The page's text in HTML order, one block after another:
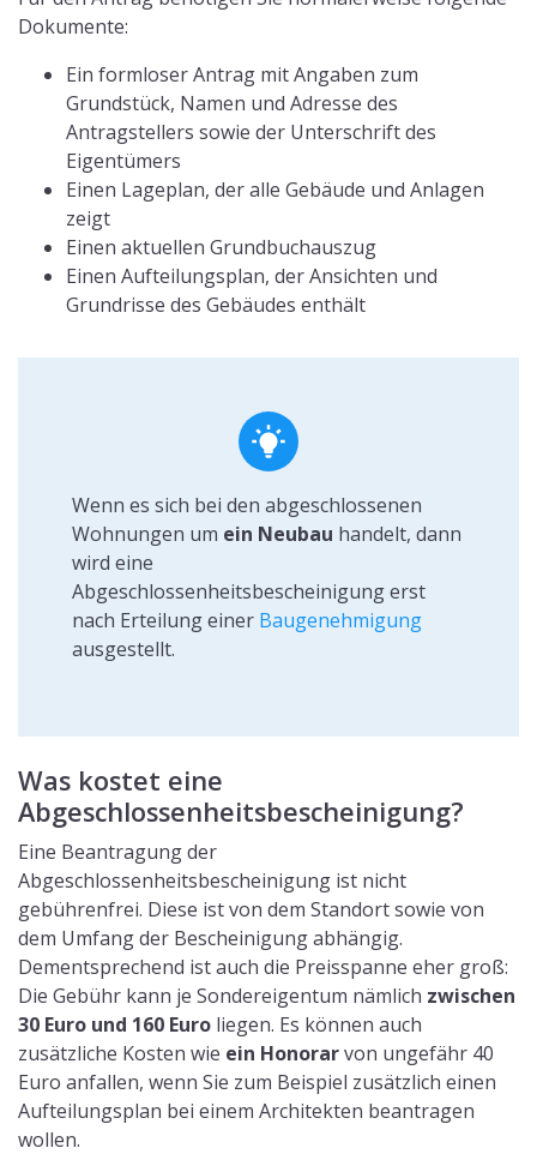
Dokumente:
Ein formloser Antrag mit Angaben zum
Grundstück, Namen und Adresse des
Antragstellers sowie der Unterschrift des
Eigentümers
Einen Lageplan, der alle Gebäude und Anlagen
zeigt
Einen aktuellen Grundbuchauszug
Einen Aufteilungsplan, der Ansichten und
Grundrisse des Gebäudes enthält
Wenn es sich bei den abgeschlossenen
Wohnungen um ein Neubau handelt, dann
wird eine
Abgeschlossenheitsbescheinigung erst
nach Erteilung einer Baugenehmigung
ausgestellt.
Was kostet eine
Abgeschlossenheitsbescheinigung?
Eine Beantragung der
Abgeschlossenheitsbescheinigung ist nicht
gebührenfrei. Diese ist von dem Standort sowie von
dem Umfang der Bescheinigung abhängig.
Dementsprechend ist auch die Preisspanne eher groß:
Die Gebühr kann je Sondereigentum nämlich zwischen
30 Euro und 160 Euro liegen. Es können auch
zusätzliche Kosten wie ein Honorarvon ungefähr 40
Euro anfallen, wenn Sie zum Beispiel zusätzlich einen
Aufteilungsplan bei einem Architekten beantragen
wollen.